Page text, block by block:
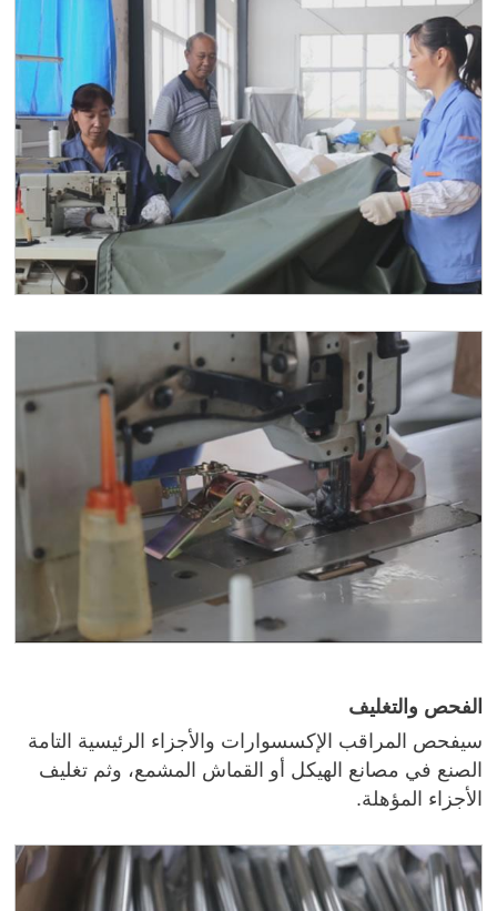
الفحص والتغليف
سيفحص المراقب الإكسسوارات والأجزاء الرئيسية التامة
الصنع في مصانع الهيكل أو القماش المشمع، وثم تغليف
الأجزاء المؤهلة.